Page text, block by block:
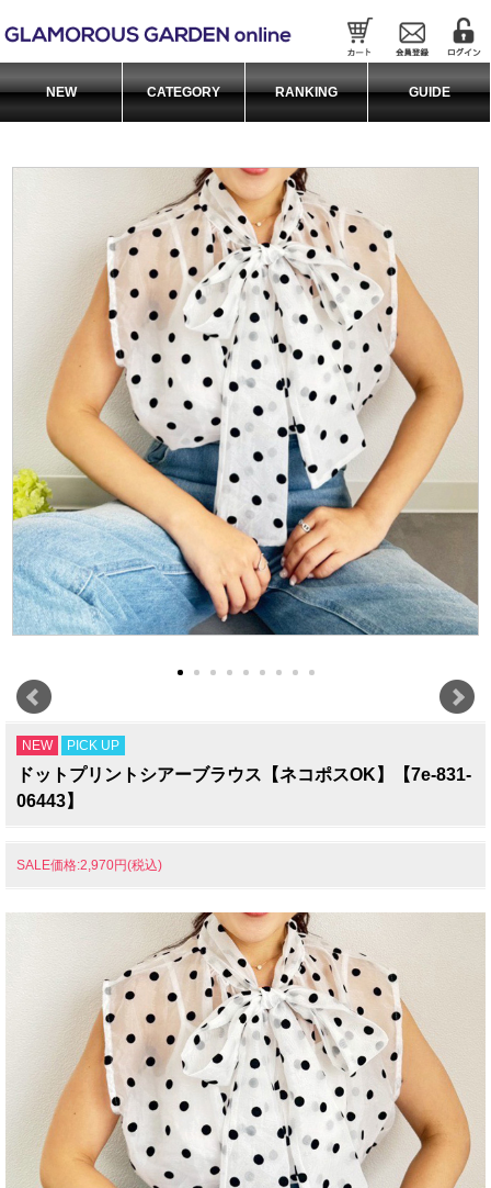
NEW PICK UP
ドットプリントシアーブラウス【ネコポスOK】【7e-831-
06443】
SALE価格:2,970円(税込)